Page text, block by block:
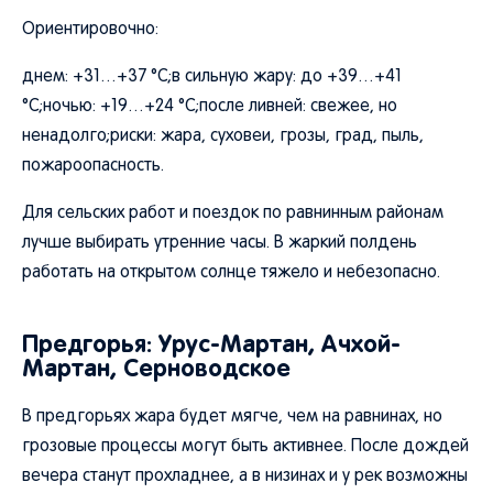
Ориентировочно:
днем: +31…+37 °C;в сильную жару: до +39…+41
°C;ночью: +19…+24 °C;после ливней: свежее, но
ненадолго;риски: жара, суховеи, грозы, град, пыль,
пожароопасность.
Для сельских работ и поездок по равнинным районам
лучше выбирать утренние часы. В жаркий полдень
работать на открытом солнце тяжело и небезопасно.
Предгорья: Урус-Мартан, Ачхой-
Мартан, Серноводское
В предгорьях жара будет мягче, чем на равнинах, но
грозовые процессы могут быть активнее. После дождей
вечера станут прохладнее, а в низинах и у рек возможны